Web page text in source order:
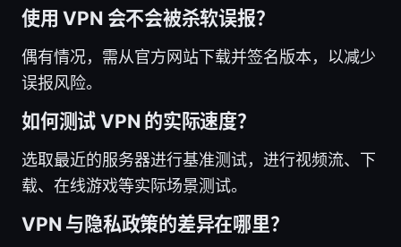
使用 VPN 会不会被杀软误报？
偶有情况，需从官方网站下载并签名版本，以减少
误报风险。
如何测试 VPN 的实际速度？
选取最近的服务器进行基准测试，进行视频流、下
载、在线游戏等实际场景测试。
VPN 与隐私政策的差异在哪里？